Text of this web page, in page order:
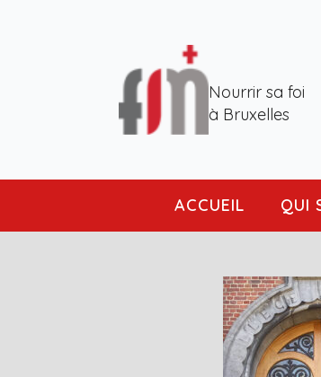
Nourrir sa foi
à Bruxelles
ACCUEIL QUI